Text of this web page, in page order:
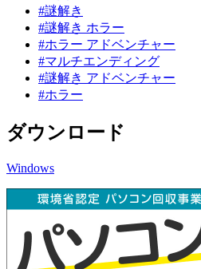
#謎解き
#謎解き ホラー
#ホラー アドベンチャー
#マルチエンディング
#謎解き アドベンチャー
#ホラー
ダウンロード
Windows